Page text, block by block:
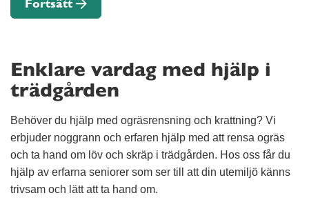
Fortsätt
Enklare vardag med hjälp i
trädgården
Behöver du hjälp med ogräsrensning och krattning? Vi
erbjuder noggrann och erfaren hjälp med att rensa ogräs
och ta hand om löv och skräp i trädgården. Hos oss får du
hjälp av erfarna seniorer som ser till att din utemiljö känns
trivsam och lätt att ta hand om.